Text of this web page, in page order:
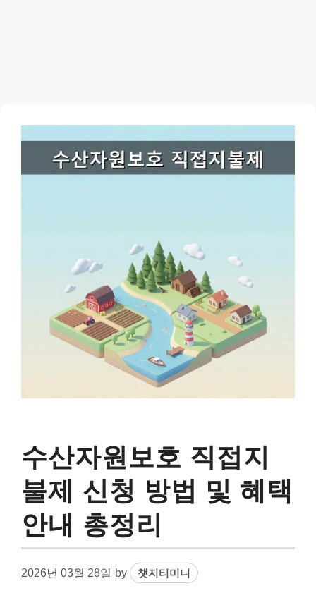
수산자원보호 직접지
불제 신청 방법 및 혜택
안내 총정리
2026년 03월 28일 by 챗지티미니